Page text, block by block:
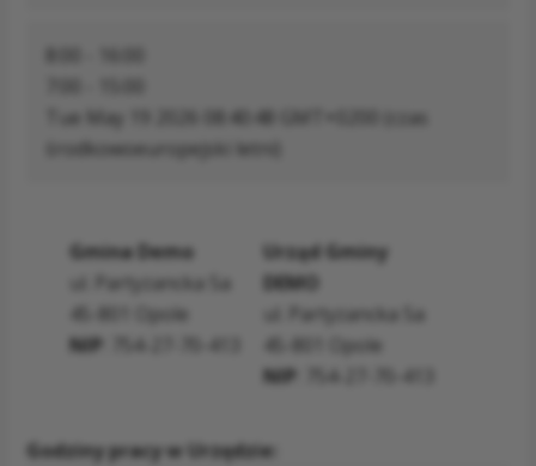
Tue May 19 2026 08:40:48 GMT+0200 (czas
środkowoeuropejski letni)
Gmina Demo
ul. Partyzancka 5a
45-801 Opole
NIP
Urząd Gminy
DEMO
ul. Partyzancka 5a
45-801 Opole
NIP
Godziny pracy w Urzędzie: